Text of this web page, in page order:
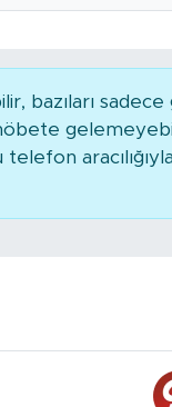
bazıları
telefon